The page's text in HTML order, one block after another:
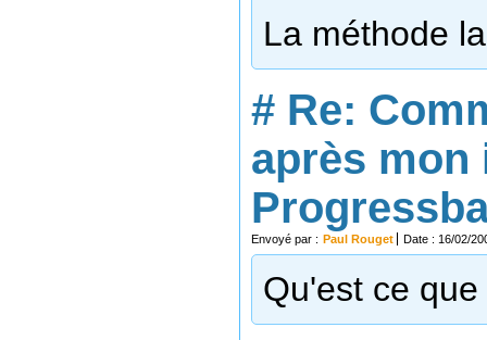
La méthode
# Re:
après mon
Envoyé par : Paul Rouget Date : 16/02/
Qu'est ce